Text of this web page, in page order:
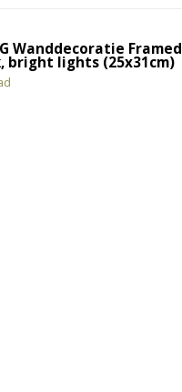
Wanddecoratie Framed
bright lights (25x31cm)